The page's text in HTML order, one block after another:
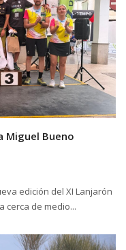
Miguel Bueno
edición del XI Lanjarón
cerca de medio...